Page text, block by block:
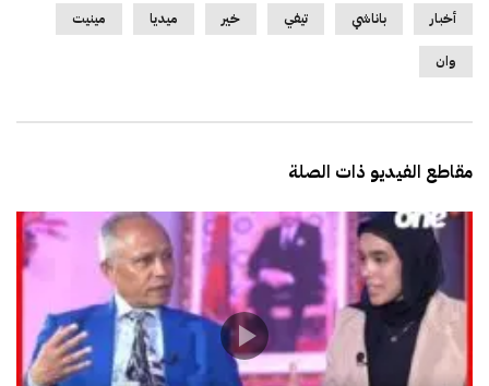
أخبار باناشي تيفي خير ميديا مينيت
وان
مقاطع الفيديو ذات الصلة